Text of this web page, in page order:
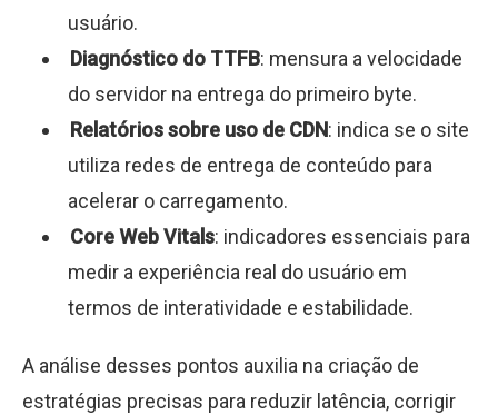
usuário.
Diagnóstico do TTFB: mensura a velocidade
do servidor na entrega do primeiro byte.
Relatórios sobre uso de CDN: indica se o site
utiliza redes de entrega de conteúdo para
acelerar o carregamento.
Core Web Vitals: indicadores essenciais para
medir a experiência real do usuário em
termos de interatividade e estabilidade.
A análise desses pontos auxilia na criação de
estratégias precisas para reduzir latência, corrigir